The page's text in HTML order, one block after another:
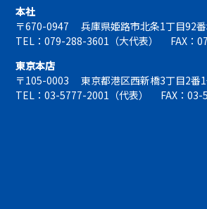
本社
〒670-0947
兵庫県姫路市北条1丁目92
TEL：079-288-3601（大代表）
FAX：
東京本店
〒105-0003
東京都港区西新橋3丁目2番
TEL：03-5777-2001（代表）
FAX：